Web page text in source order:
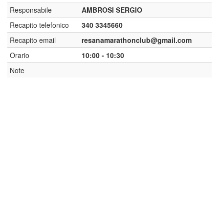
Responsabile
AMBROSI SERGIO
Recapito telefonico
340 3345660
Recapito email
resanamarathonclub@gmail.com
Orario
10:00 - 10:30
Note